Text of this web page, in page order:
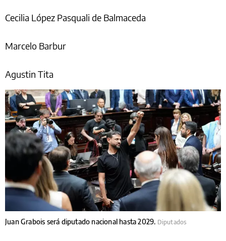
Cecilia López Pasquali de Balmaceda
Marcelo Barbur
Agustin Tita
Juan Grabois será diputado nacional hasta 2029. Diputados